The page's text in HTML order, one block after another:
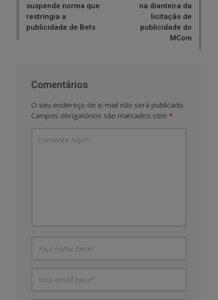
suspende norma que
restringia a
publicidade de Bets
na dianteira da
licitação de
publicidade do
MCom
Comentários
O seu endereço de e-mail não será publicado.
Campos obrigatórios são marcados com *